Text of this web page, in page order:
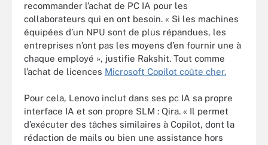
recommander l’achat de PC IA pour les
collaborateurs qui en ont besoin. « Si les machines
équipées d’un NPU sont de plus répandues, les
entreprises n’ont pas les moyens d’en fournir une à
chaque employé », justifie Rakshit. Tout comme
l’achat de licences Microsoft Copilot coûte cher.
Pour cela, Lenovo inclut dans ses pc IA sa propre
interface IA et son propre SLM : Qira. « Il permet
d’exécuter des tâches similaires à Copilot, dont la
rédaction de mails ou bien une assistance hors